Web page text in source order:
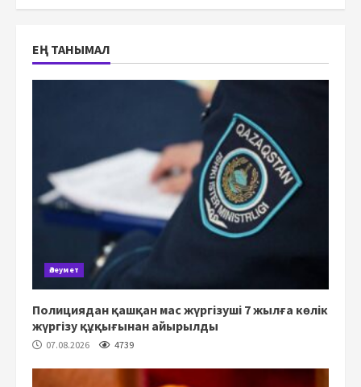
ЕҢ ТАНЫМАЛ
Әлеумет
Полициядан қашқан мас жүргізуші 7 жылға көлік
жүргізу құқығынан айырылды
07.08.2026 4739